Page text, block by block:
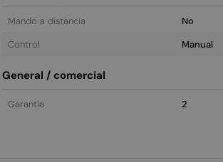
Mando a distancia
No
Control
Manual
General / comercial
Garantía 2